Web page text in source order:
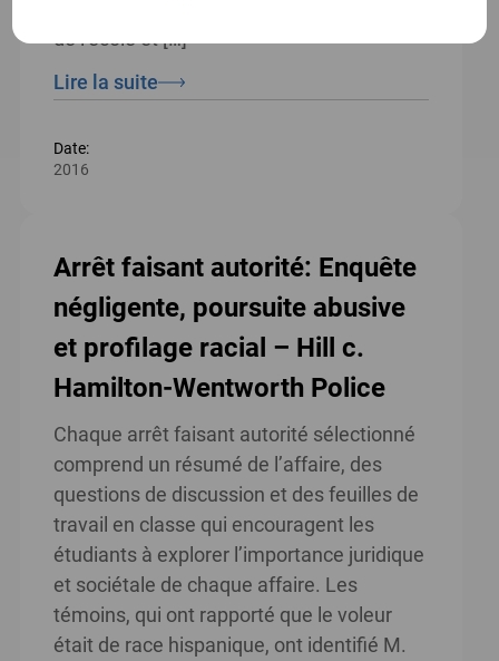
de l’école et […]
Lire la suite
Date:
2016
Arrêt faisant autorité: Enquête
négligente, poursuite abusive
et profilage racial – Hill c.
Hamilton-Wentworth Police
Chaque arrêt faisant autorité sélectionné
comprend un résumé de l’affaire, des
questions de discussion et des feuilles de
travail en classe qui encouragent les
étudiants à explorer l’importance juridique
et sociétale de chaque affaire. Les
témoins, qui ont rapporté que le voleur
était de race hispanique, ont identifié M.